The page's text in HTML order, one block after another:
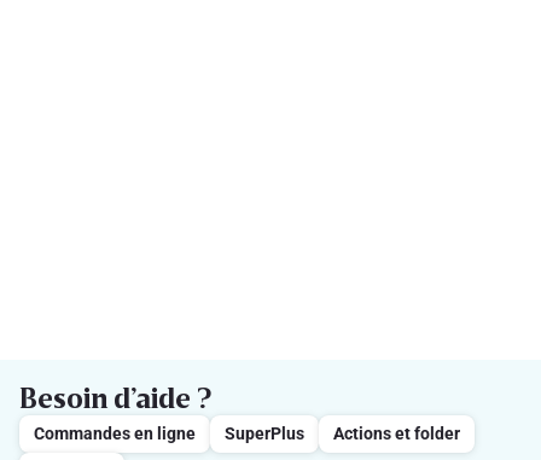
Besoin d’aide ?
Commandes en ligne SuperPlus
Actions et folder